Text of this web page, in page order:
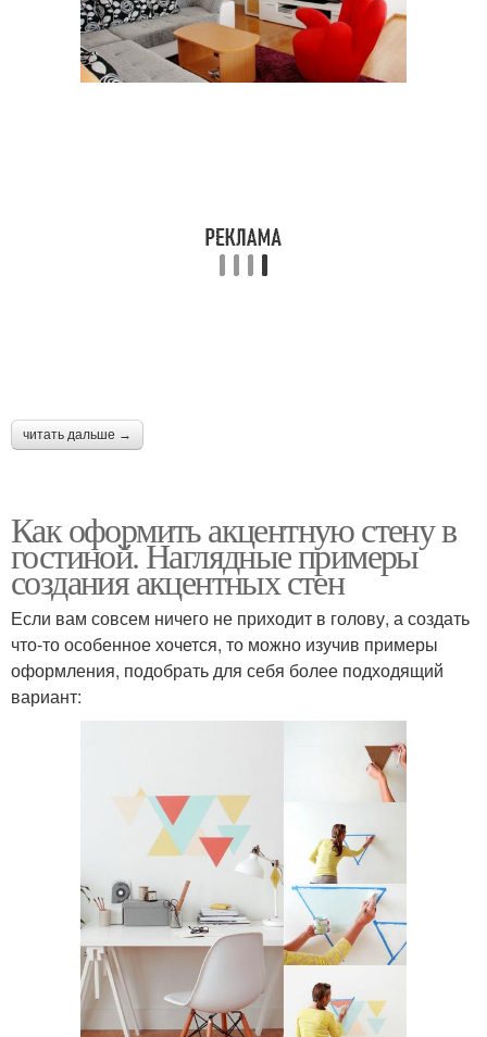
Стен за телевизором Стены под телевизор
читать дальше →
Как оформить акцентную стену в
гостиной. Наглядные примеры
создания акцентных стен
Если вам совсем ничего не приходит в голову, а создать
что-то особенное хочется, то можно изучив примеры
оформления, подобрать для себя более подходящий
вариант: